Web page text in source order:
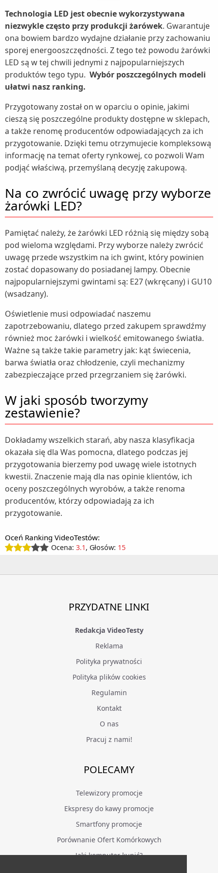
Nawilżacze powietrza (5)
Nożyce do żywopłotu i trawy (5)
Oczyszczacze powietrza (5)
Odkurzacze ogrodowe (1)
Odśnieżarki (1)
Osuszacze powietrza (4)
Parownice do ubrań (1)
Piece do pizzy (1)
Rozdrabniacze do gałęzi (1)
Sauny (1)
Suszarki do grzybów (1)
Szampony do włosów (1)
Termometry (2)
Termowentylatory (1)
Traktorki ogrodowe (2)
Trampoliny (2)
Umywalki (2)
Baterie umywalkowe (1)
Wanny (1)
Wentylatory (4)
Żarówki LED (1)
zgrzewarki próżniowe (1)
Baterie kuchenne (1)
Sokowirówki (3)
Spieniacze do mleka (1)
Szybkowary (2)
Tostery (4)
Wagi kuchenne (3)
Wagi łazienkowe (3)
Wyciskarki do cytrusów (1)
Wyciskarki wolnoobrotowe (6)
Wypiekacze do chleba (1)
Żelazka (5)
Rakiety tenisowe (1)
Rowery (9)
Kaski rowerowe (1)
Krzesełka rowerowe dla dzieci (1)
Liczniki rowerowe (1)
Opony rowerowe (1)
Siodełka rowerowe (1)
Torby i bagażniki rowerowe (1)
Zabezpieczenia rowerowe (1)
Rowerki biegowe (1)
Rowery treningowe (1)
Sanki i ślizgacze (1)
Wioślarze (1)
Skanery (1)
Tablice interaktywne (1)
Technologia LED jest obecnie wykorzystywana
niezwykle często przy produkcji żarówek. Gwarantuje
ona bowiem bardzo wydajne działanie przy zachowaniu
sporej energooszczędności. Z tego też powodu żarówki
LED są w tej chwili jednymi z najpopularniejszych
produktów tego typu. Wybór poszczególnych modeli
ułatwi nasz ranking.
Przygotowany został on w oparciu o opinie, jakimi
cieszą się poszczególne produkty dostępne w sklepach,
a także renomę producentów odpowiadających za ich
przygotowanie. Dzięki temu otrzymujecie kompleksową
informację na temat oferty rynkowej, co pozwoli Wam
podjąć właściwą, przemyślaną decyzję zakupową.
Na co zwrócić uwagę przy wyborze
żarówki LED?
Pamiętać należy, że żarówki LED różnią się między sobą
pod wieloma względami. Przy wyborze należy zwrócić
uwagę przede wszystkim na ich gwint, który powinien
zostać dopasowany do posiadanej lampy. Obecnie
najpopularniejszymi gwintami są: E27 (wkręcany) i GU10
(wsadzany).
Oświetlenie musi odpowiadać naszemu
zapotrzebowaniu, dlatego przed zakupem sprawdźmy
również moc żarówki i wielkość emitowanego światła.
Ważne są także takie parametry jak: kąt świecenia,
barwa światła oraz chłodzenie, czyli mechanizmy
zabezpieczające przed przegrzaniem się żarówki.
W jaki sposób tworzymy
zestawienie?
Dokładamy wszelkich starań, aby nasza klasyfikacja
okazała się dla Was pomocna, dlatego podczas jej
przygotowania bierzemy pod uwagę wiele istotnych
kwestii. Znaczenie mają dla nas opinie klientów, ich
oceny poszczególnych wyrobów, a także renoma
producentów, którzy odpowiadają za ich
przygotowanie.
Oceń Ranking VideoTestów:
Ocena: 3.1 , Głosów: 15
PRZYDATNE LINKI
Redakcja VideoTesty
Reklama
Polityka prywatności
Polityka plików cookies
Regulamin
Kontakt
O nas
Pracuj z nami!
POLECAMY
Telewizory promocje
Ekspresy do kawy promocje
Smartfony promocje
Porównanie Ofert Komórkowych
Jaki komputer kupić?